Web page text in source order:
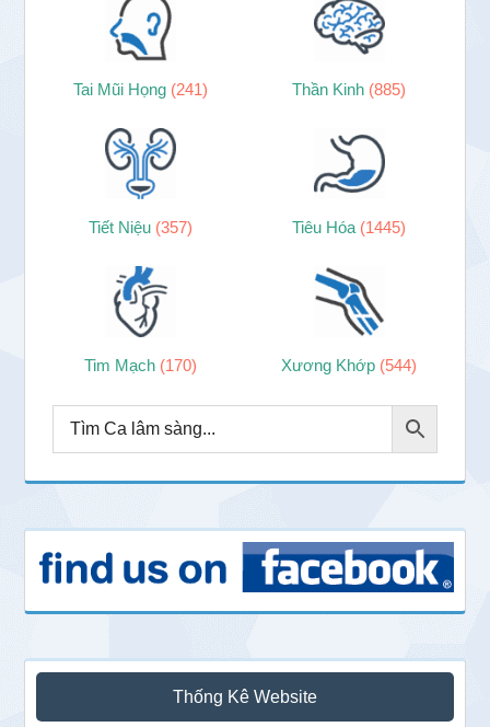
Tai Mũi Họng (241) Thần Kinh (885)
Tiết Niệu (357) Tiêu Hóa (1445)
Tim Mạch (170) Xương Khớp (544)
Thống Kê Website